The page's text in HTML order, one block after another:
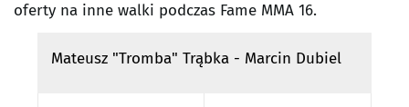
oferty na inne walki podczas Fame MMA 16.
Mateusz "Tromba" Trąbka - Marcin Dubiel